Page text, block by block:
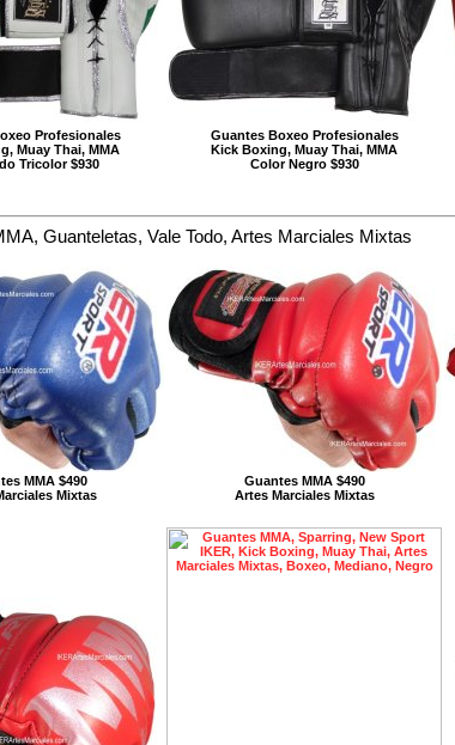
Profesionales
Muay Thai, MMA
Tricolor $930
Guantes Boxeo Profesionales
Kick Boxing, Muay Thai, MMA
Color Negro $930
Guanteletas, Vale Todo, Artes Marciales Mixtas
MMA $490
Mixtas
Guantes MMA $490
Artes Marciales Mixtas